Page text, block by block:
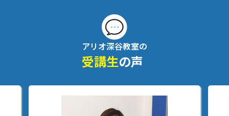
アリオ深谷教室の
受講生の声